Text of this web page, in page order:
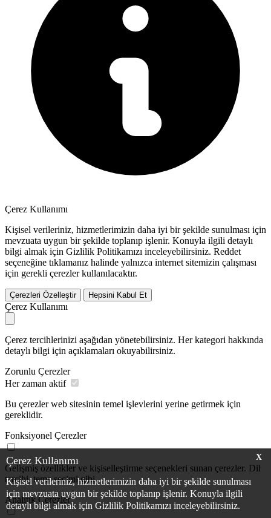
X
Çerez Kullanımı
Kişisel verileriniz, hizmetlerimizin daha iyi bir şekilde sunulması
için mevzuata uygun bir şekilde toplanıp işlenir. Konuyla ilgili
detaylı bilgi almak için Gizlilik Politikamızı inceleyebilirsiniz.
Çerez Kullanımı
Kişisel verileriniz, hizmetlerimizin daha iyi bir şekilde sunulması için
mevzuata uygun bir şekilde toplanıp işlenir. Konuyla ilgili detaylı
bilgi almak için Gizlilik Politikamızı inceleyebilirsiniz. Reddet
seçeneğine tıklamanız halinde yalnızca internet sitemizin çalışması
için gerekli çerezler kullanılacaktır.
Çerezleri Özelleştir Hepsini Kabul Et
Çerez Kullanımı
Çerez tercihlerinizi aşağıdan yönetebilirsiniz. Her kategori hakkında
detaylı bilgi için açıklamaları okuyabilirsiniz.
Zorunlu Çerezler
Her zaman aktif
Bu çerezler web sitesinin temel işlevlerini yerine getirmek için
gereklidir.
Fonksiyonel Çerezler
Gelişmiş özellikler ve kişiselleştirme seçenekleri sunan çerezler. Dil
tercihi, tema seçimi gibi.
Analitik Çerezler